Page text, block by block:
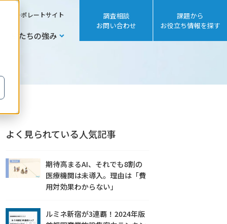
コーポレートサイト
私たちの強み
調査相談
お問い合わせ
課題から
お役立ち情報を探す
よく見られている人気記事
期待高まるAI、それでも8割の
医療機関は未導入。理由は「費
用対効果わからない」
ルミネ新宿が3連覇！2024年版